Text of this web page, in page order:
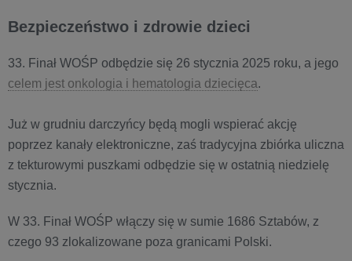
Bezpieczeństwo i zdrowie dzieci
33. Finał WOŚP odbędzie się 26 stycznia 2025 roku, a jego
celem jest onkologia i hematologia dziecięca.
Już w grudniu darczyńcy będą mogli wspierać akcję
poprzez kanały elektroniczne, zaś tradycyjna zbiórka uliczna
z tekturowymi puszkami odbędzie się w ostatnią niedzielę
stycznia.
W 33. Finał WOŚP włączy się w sumie 1686 Sztabów, z
czego 93 zlokalizowane poza granicami Polski.